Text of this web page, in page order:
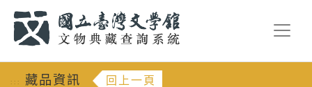
::: 藏品資訊 回上一頁